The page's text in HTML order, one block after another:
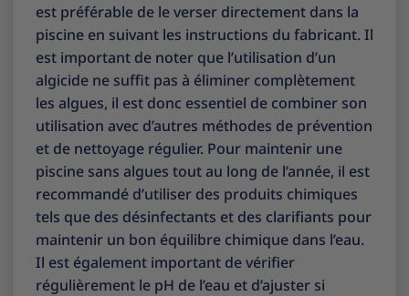
est préférable de le verser directement dans la
piscine en suivant les instructions du fabricant. Il
est important de noter que l’utilisation d’un
algicide ne suffit pas à éliminer complètement
les algues, il est donc essentiel de combiner son
utilisation avec d’autres méthodes de prévention
et de nettoyage régulier. Pour maintenir une
piscine sans algues tout au long de l’année, il est
recommandé d’utiliser des produits chimiques
tels que des désinfectants et des clarifiants pour
maintenir un bon équilibre chimique dans l’eau.
Il est également important de vérifier
régulièrement le pH de l’eau et d’ajuster si